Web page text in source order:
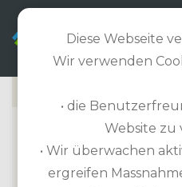
AL
Golfplatz
Diese Webseite
Wir verwenden
• die
Website zu
• Wir überwachen
ergreifen